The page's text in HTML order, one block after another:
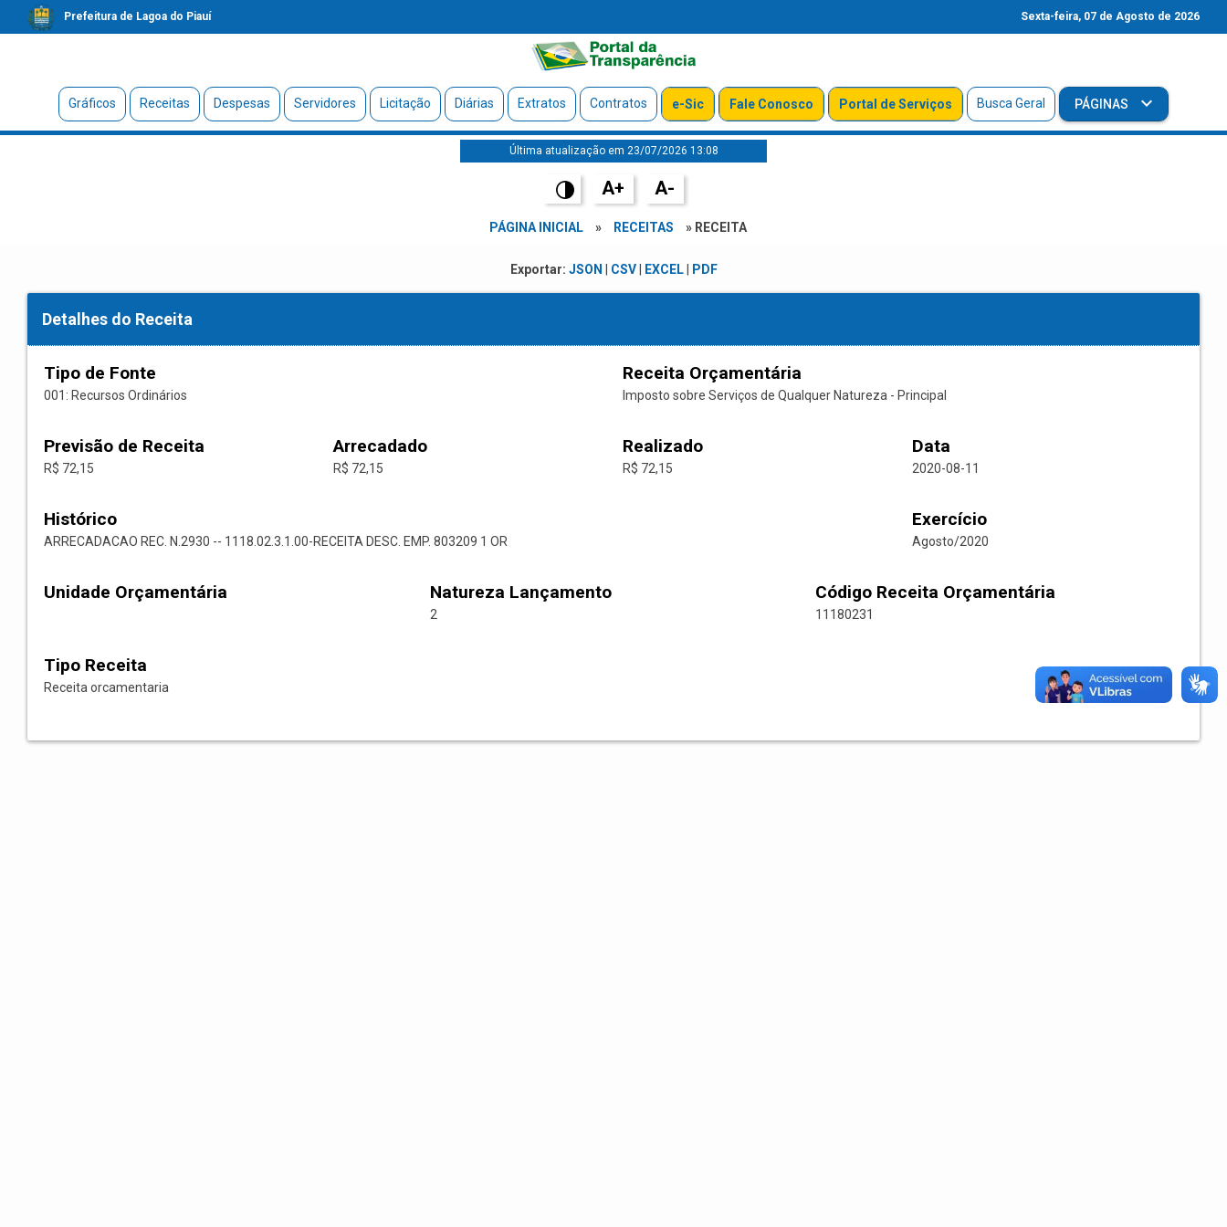
Prefeitura de Lagoa do Piauí Sexta-feira, 07 de Agosto de 2026
Gráficos Receitas Despesas Servidores Licitação Diárias Extratos Contratos e-Sic Fale Conosco Portal de Serviços Busca Geral PÁGINAS
Última atualização em 23/07/2026 13:08
A+ A-
PÁGINA INICIAL » RECEITAS » RECEITA
Exportar: JSON CSV| EXCEL| PDF
Detalhes do Receita
Tipo de Fonte
001: Recursos Ordinários
Receita Orçamentária
Imposto sobre Serviços de Qualquer Natureza - Principal
Previsão de Receita
R$ 72,15
Arrecadado
R$ 72,15
Realizado
R$ 72,15
Data
2020-08-11
Histórico
ARRECADACAO REC. N.2930 -- 1118.02.3.1.00-RECEITA DESC. EMP. 803209 1 OR
Exercício
Agosto/2020
Unidade Orçamentária Natureza Lançamento
2
Código Receita Orçamentária
11180231
Tipo Receita
Receita orcamentaria